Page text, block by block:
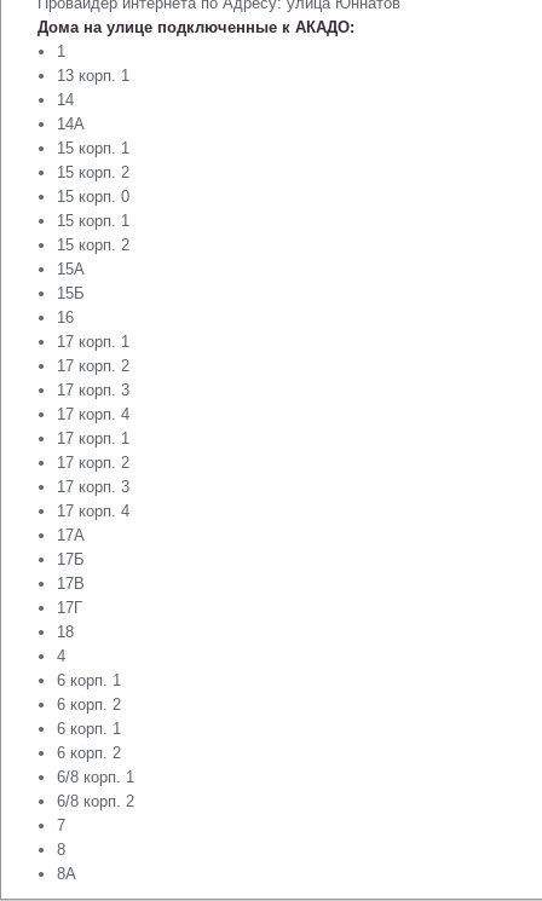
Дома на улице подключенные к АКАДО:
1
13 корп. 1
14
14А
15 корп. 1
15 корп. 2
15 корп. 0
15 корп. 1
15 корп. 2
15А
15Б
16
17 корп. 1
17 корп. 2
17 корп. 3
17 корп. 4
17 корп. 1
17 корп. 2
17 корп. 3
17 корп. 4
17А
17Б
17В
17Г
18
4
6 корп. 1
6 корп. 2
6 корп. 1
6 корп. 2
6/8 корп. 1
6/8 корп. 2
7
8
8А